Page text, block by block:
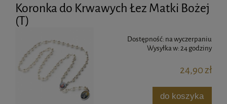
Koronka do Krwawych Łez Matki Bożej
(T)
Dostępność: na wyczerpaniu
Wysyłka w:24 godziny
24,90 zł
do koszyka